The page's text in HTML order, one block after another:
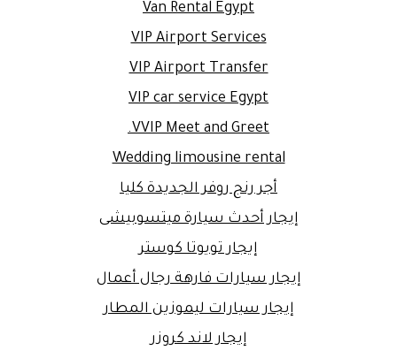
Van Rental Egypt
VIP Airport Services
VIP Airport Transfer
VIP car service Egypt
VVIP Meet and Greet.
Wedding limousine rental
أجر رنج روفر الجديدة كليا
إيجار أحدث سيارة ميتسوبيشى
إيجار تويوتا كوستر
إيجار سيارات فارهة رجال أعمال
إيجار سيارات ليموزين المطار
إيجار لاند كروزر